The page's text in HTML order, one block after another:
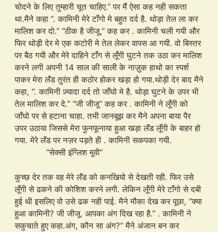
चोदने के लिए तुम्हारी चूत चाहिए.” पर मैं ऐसा कह नही सकता
था.मैने कहा “. कामिनी मेरे टाँगो मे बहुत दर्द है. थोड़ा तेल ला कर
मालिश कर दो.” “ठीक है जीजू,” कह कर . कामिनी चली गयी और
फिर थोड़ी देर मे एक कटोरी मे तेल लेकर वापस आ गयी. वो बिस्तर
पर बैठ गयी और मेरे दाहिने टाँग से लूँगी घुटने तक उठा कर मालिश
करने लगी अपनी 14 साल की साली के नाज़ुक हाथो का स्पर्श
पाकर मेरा लॅंड तुरंत ही कठोर होकर खड़ा हो गया.थोड़ी देर बाद मैने
कहा, “. कामिनी ज़्यादा दर्द तो जाँघो मे है. थोड़ा घुटने के उपर भी
तेल मालिश कर दे.” “जी जीजू” कह कर . कामिनी ने लूँगी को
जाँघो पर से हटाना चाहा. तभी जानबूझ कर मैने अपना बाया पैर
उपर उठाया जिससे मेरा फुनफूनाया हुआ खड़ा लॅंड लूँगी के बाहर हो
गया. मेरे लॅंड पर नज़र पड़ते ही . कामिनी सकपका गयी.
“सेक्सी इंग्लिश मूवी”
कुच्छ देर तक वह मेरे लॅंड को कनखियो से देखती रही. फिर उसे
लूँगी से ढकने की कोशिश करने लगी. लेकिन लूँगी मेरे टाँगो से दबी
हुई थी इसलिए वो उसे ढक नही पाई. मैने मौका देख कर पूछा, “क्या
हुआ कामिनी? जी जीजू. आपका अंग दिख रहा है.” . कामिनी ने
सकुचाते हुए कहा.अंग, कौन सा अंग?” मैने अंजान बन कर